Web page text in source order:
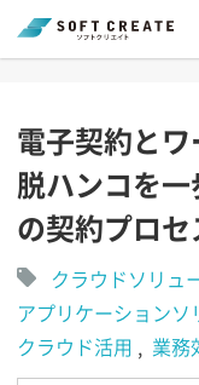
電子契約と
脱ハンコを一
の契約プロ
クラウドソリュ
アプリケーションソ
クラウド活用
業務